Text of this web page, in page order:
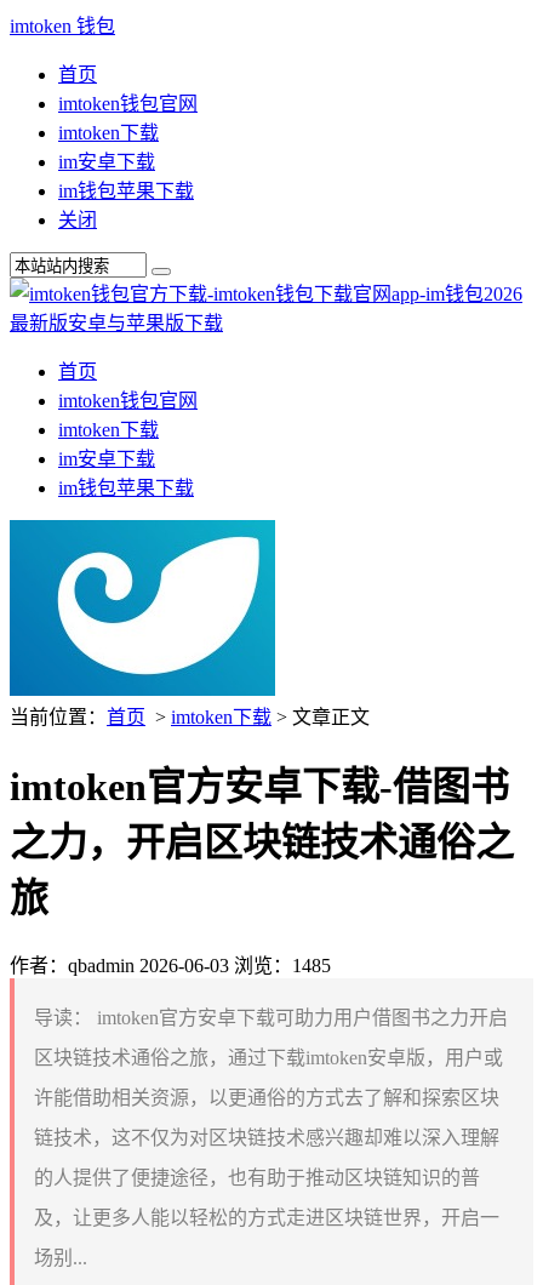
imtoken 钱包
首页
imtoken钱包官网
imtoken下载
im安卓下载
im钱包苹果下载
关闭
首页
imtoken钱包官网
imtoken下载
im安卓下载
im钱包苹果下载
当前位置： 首页 > imtoken下载 > 文章正文
imtoken官方安卓下载-借图书
之力，开启区块链技术通俗之
旅
作者：qbadmin 2026-06-03 浏览：1485
导读：
imtoken官方安卓下载可助力用户借图书之力开启
区块链技术通俗之旅，通过下载imtoken安卓版，用户或
许能借助相关资源，以更通俗的方式去了解和探索区块
链技术，这不仅为对区块链技术感兴趣却难以深入理解
的人提供了便捷途径，也有助于推动区块链知识的普
及，让更多人能以轻松的方式走进区块链世界，开启一
场别...